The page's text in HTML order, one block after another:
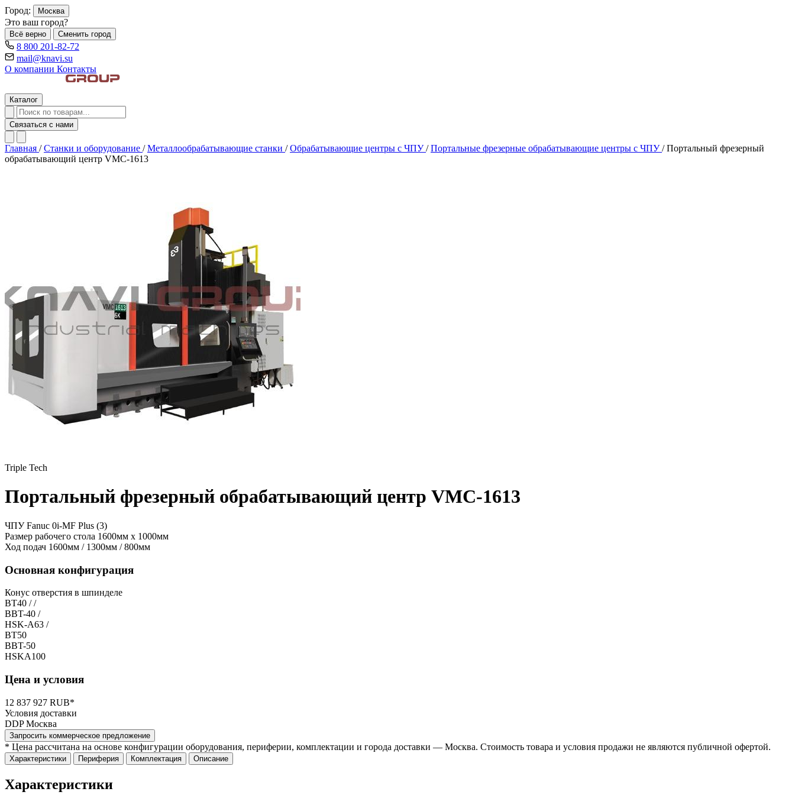
Город: Москва
Это ваш город?
Всё верно Сменить город
8 800 201-82-72
mail@knavi.su
О компании Контакты
Каталог
Связаться с нами
Главная / Станки и оборудование / Металлообрабатывающие станки / Обрабатывающие центры c ЧПУ/ Портальные фрезерные обрабатывающие центры с ЧПУ/ Портальный фрезерный
обрабатывающий центр VMC-1613
Triple Tech
Портальный фрезерный обрабатывающий центр VMC-1613
ЧПУFanuc 0i-MF Plus (3)
Размер рабочего стола 1600мм x 1000мм
Ход подач 1600мм / 1300мм / 800мм
Основная конфигурация
Конус отверстия в шпинделе
BT40 / /
BBT-40 /
HSK-A63 /
BT50
BBT-50
HSKA100
Цена и условия
12 837 927 RUB*
Условия доставки
DDP Москва
Запросить коммерческое предложение
* Цена рассчитана на основе конфигурации оборудования, периферии, комплектации и города доставки — Москва. Стоимость товара и условия продажи не являются публичной офертой.
Характеристики Периферия Комплектация Описание
Характеристики